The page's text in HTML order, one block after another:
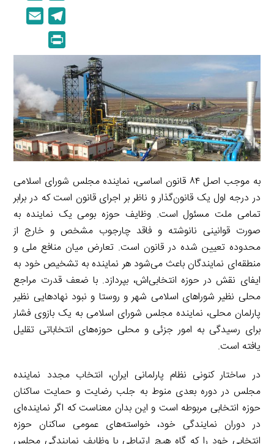
o
p
y
L
i
n
k
i
n
e
d
I
n
e
l
g
a
m
l
r
n
t
به موجب اصل ۸۴ قانون اساسی، نماینده مجلس شورای اسلامی
در درجه اول یک قانون‌گذار و ناظر بر اجرای قانون است که در برابر
تمامی ملت مسئول است. وظایف حوزه بومی یک نماینده به
صورت قوانینی نانوشته و فاقد چارجوب مشخص و خارج از
محدوده تعیین شده در قانون است. تعارض میان منافع ملی و
منطقه‌ای نمایندگان باعث می‌شود هر نماینده به تشخیص خود به
ایفای نقش در حوزه انتخابی‌اش، بپردازد. با ضعف قدرت مراجع
محلی نظیر شوراهای اسلامی شهر و روستا و نبود نهادهایی نظیر
پارلمان محلی، نماینده مجلس شورای اسلامی به یک بازوی فشار
برای رسیدگی به امور جزئی و محلی حوزه‌های انتخاباتی تقلیل
یافته است.
در ساختار کنونی نظام پارلمانی ایران، انتخاب مجدد نماینده
مجلس در دوره بعدی منوط به جلب رضایت و حمایت ساکنان
حوزه انتخابی مربوطه است و این بدان معناست که اگر نماینده‌ای
در دوران نمایندگی خود، خواسته‌های عمومی ساکنان حوزه